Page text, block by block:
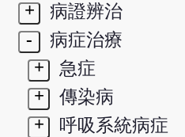
+
病證辨治
-
病症治療
+
急症
+
傳染病
+
呼吸系統病症